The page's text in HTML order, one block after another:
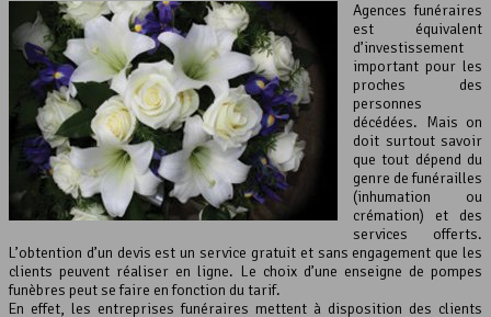
Agences funéraires
est équivalent
d’investissement
important pour les
proches des
personnes
décédées. Mais on
doit surtout savoir
que tout dépend du
genre de funérailles
(inhumation ou
crémation) et des
services offerts.
L’obtention d’un devis est un service gratuit et sans engagement que les
clients peuvent réaliser en ligne. Le choix d’une enseigne de pompes
funèbres peut se faire en fonction du tarif.
En effet, les entreprises funéraires mettent à disposition des clients